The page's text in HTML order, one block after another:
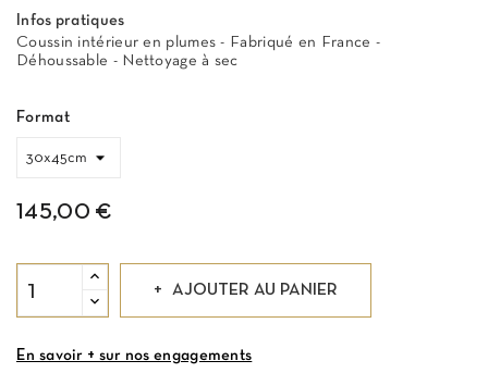
Infos pratiques
Coussin intérieur en plumes - Fabriqué en France -
Déhoussable - Nettoyage à sec
Format
145,00 €
AJOUTER AU PANIER
En savoir + sur nos engagements